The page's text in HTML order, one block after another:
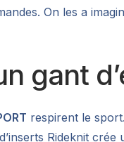
On les a
gant
respirent le
Rideknit